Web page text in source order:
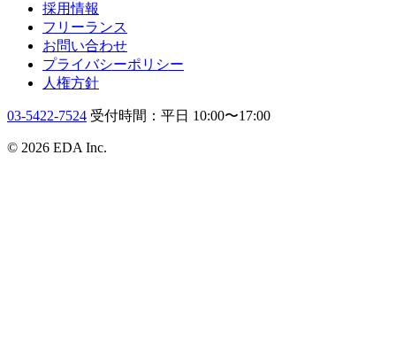
採用情報
フリーランス
お問い合わせ
プライバシーポリシー
人権方針
03-5422-7524 受付時間：平日 10:00〜17:00
© 2026 EDA Inc.